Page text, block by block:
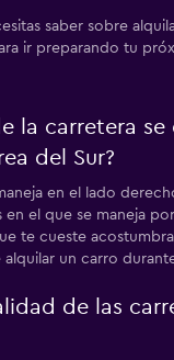
saber sobre
ir preparando tu
la carretera se
del Sur?
en el lado
en el que se maneja
te cueste
un carro
de las